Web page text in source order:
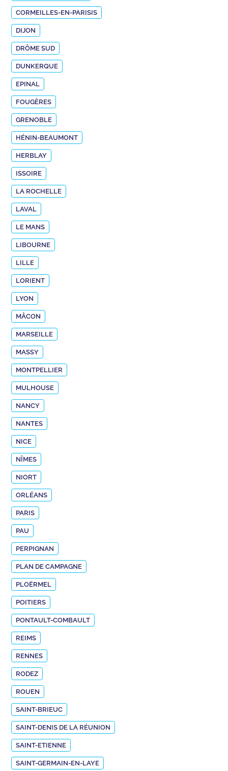
CORMEILLES-EN-PARISIS
DIJON
DRÔME SUD
DUNKERQUE
EPINAL
FOUGÈRES
GRENOBLE
HÉNIN-BEAUMONT
HERBLAY
ISSOIRE
LA ROCHELLE
LAVAL
LE MANS
LIBOURNE
LILLE
LORIENT
LYON
MÂCON
MARSEILLE
MASSY
MONTPELLIER
MULHOUSE
NANCY
NANTES
NICE
NÎMES
NIORT
ORLÉANS
PARIS
PAU
PERPIGNAN
PLAN DE CAMPAGNE
PLOËRMEL
POITIERS
PONTAULT-COMBAULT
REIMS
RENNES
RODEZ
ROUEN
SAINT-BRIEUC
SAINT-DENIS DE LA RÉUNION
SAINT-ETIENNE
SAINT-GERMAIN-EN-LAYE